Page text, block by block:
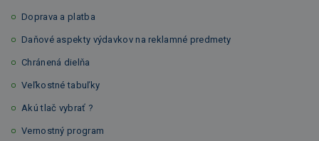
Doprava a platba
Daňové aspekty výdavkov na reklamné predmety
Chránená dielňa
Veľkostné tabuľky
Akú tlač vybrať ?
Vernostný program